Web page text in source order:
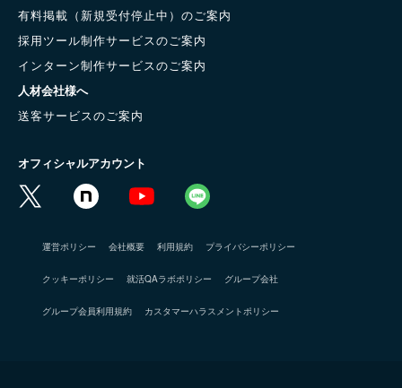
有料掲載（新規受付停止中）のご案内
採用ツール制作サービスのご案内
インターン制作サービスのご案内
人材会社様へ
送客サービスのご案内
オフィシャルアカウント
運営ポリシー 会社概要 利用規約 プライバシーポリシー
クッキーポリシー 就活QAラボポリシー グループ会社
グループ会員利用規約 カスタマーハラスメントポリシー